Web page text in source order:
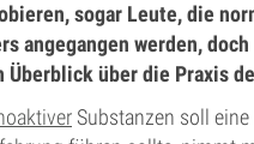
sogar Leute, die
angegangen werden,
über die Praxis
Substanzen soll